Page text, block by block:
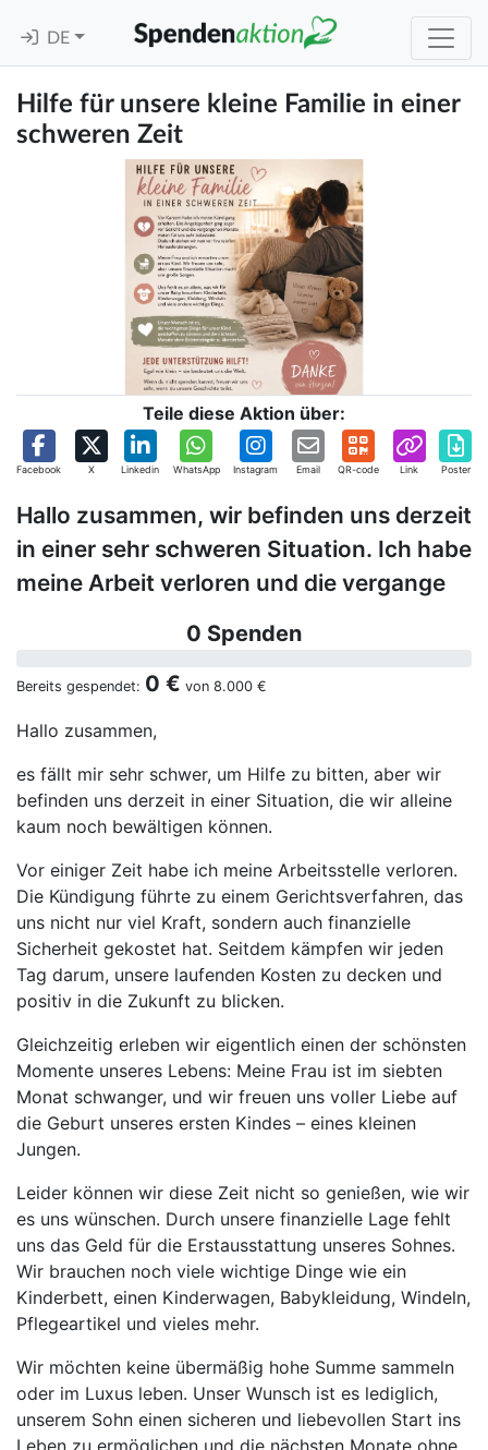
DE
Hilfe für unsere kleine Familie in einer
schweren Zeit
Teile diese Aktion über:
Facebook X Linkedin WhatsApp Instagram Email QR-code Link Poster
Hallo zusammen, wir befinden uns derzeit
in einer sehr schweren Situation. Ich habe
meine Arbeit verloren und die vergange
0 Spenden
Bereits gespendet: 0 € von 8.000 €
Hallo zusammen,
es fällt mir sehr schwer, um Hilfe zu bitten, aber wir
befinden uns derzeit in einer Situation, die wir alleine
kaum noch bewältigen können.
Vor einiger Zeit habe ich meine Arbeitsstelle verloren.
Die Kündigung führte zu einem Gerichtsverfahren, das
uns nicht nur viel Kraft, sondern auch finanzielle
Sicherheit gekostet hat. Seitdem kämpfen wir jeden
Tag darum, unsere laufenden Kosten zu decken und
positiv in die Zukunft zu blicken.
Gleichzeitig erleben wir eigentlich einen der schönsten
Momente unseres Lebens: Meine Frau ist im siebten
Monat schwanger, und wir freuen uns voller Liebe auf
die Geburt unseres ersten Kindes – eines kleinen
Jungen.
Leider können wir diese Zeit nicht so genießen, wie wir
es uns wünschen. Durch unsere finanzielle Lage fehlt
uns das Geld für die Erstausstattung unseres Sohnes.
Wir brauchen noch viele wichtige Dinge wie ein
Kinderbett, einen Kinderwagen, Babykleidung, Windeln,
Pflegeartikel und vieles mehr.
Wir möchten keine übermäßig hohe Summe sammeln
oder im Luxus leben. Unser Wunsch ist es lediglich,
unserem Sohn einen sicheren und liebevollen Start ins